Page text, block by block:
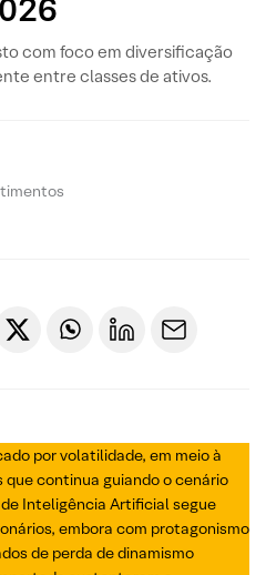
com foco em diversificação
entre classes de ativos.
por volatilidade, em meio à
continua guiando o cenário
Inteligência Artificial segue
embora com protagonismo
de perda de dinamismo